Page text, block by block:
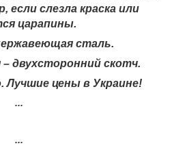
если слезла краска или
царапины.
сталь.
двухсторонний скотч.
Лучшие цены в Украине!
...
...